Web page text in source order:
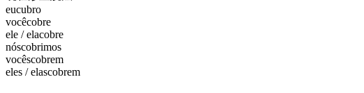
eucubro
vocêcobre
ele / elacobre
nóscobrimos
vocêscobrem
eles / elascobrem